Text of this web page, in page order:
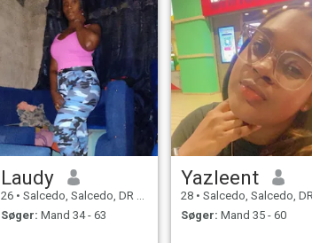
Laudy
26 • Salcedo, Salcedo, DR Dominikanske
Søger: Mand 34 - 63
Yazleent
28 • Salcedo, Salcedo, DR Dominikanske
Søger: Mand 35 - 60